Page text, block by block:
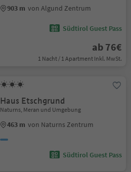
903 m von Algund Zentrum
Südtirol Guest Pass
ab 76€
1 Nacht / 1 Apartment Inkl. MwSt.
Haus Etschgrund
Naturns, Meran und Umgebung
463 m von Naturns Zentrum
Südtirol Guest Pass